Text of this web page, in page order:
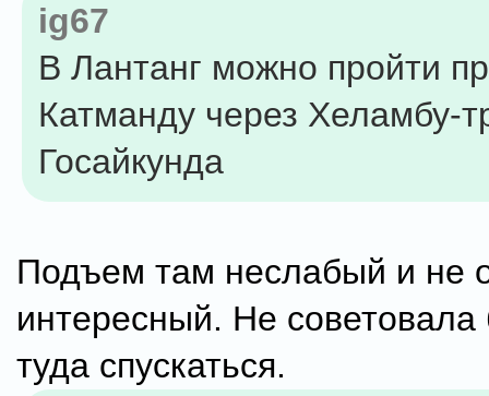
ig67
В Лантанг можно пройти
Катманду через Хеламбу-
Госайкунда
Подъем там неслабый и не
интересный. Не
туда спускаться.